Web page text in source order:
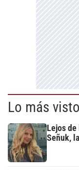
Lo más visto
Lejos
Señuk,